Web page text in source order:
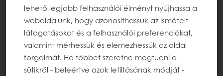
lehető legjobb felhasználói élményt nyújhassa a
weboldalunk, hogy azonosíthassuk az ismételt
látogatásokat és a felhasználói preferenciákat,
valamint mérhessük és elemezhessük az oldal
forgalmát. Ha többet szeretne megtudni a
sütikről - beleértve azok letiltásának módját -